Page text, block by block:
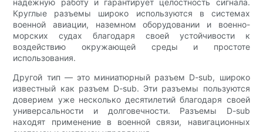
надежную работу и гарантирует целостность сигнала.
Круглые разъемы широко используются в системах
военной авиации, наземном оборудовании и военно-
морских судах благодаря своей устойчивости к
воздействию окружающей среды и простоте
использования.
Другой тип — это миниатюрный разъем D-sub, широко
известный как разъем D-sub. Эти разъемы пользуются
доверием уже несколько десятилетий благодаря своей
универсальности и долговечности. Разъемы D-sub
находят применение в военной связи, навигационных